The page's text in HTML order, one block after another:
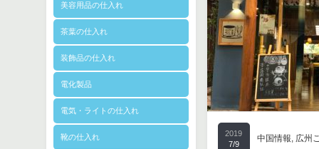
美容用品の仕入れ
茶葉の仕入れ
装飾品の仕入れ
電化製品
電気・ライトの仕入れ
靴の仕入れ
2019
7/9
中国情報, 広州